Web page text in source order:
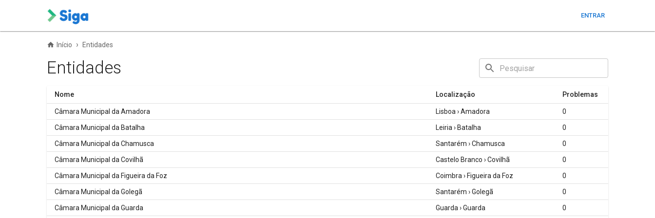
ENTRAR
Início › Entidades
Entidades
Nome Localização Problemas
Câmara Municipal da Amadora Lisboa › Amadora 0
Câmara Municipal da Batalha Leiria › Batalha 0
Câmara Municipal da Chamusca Santarém › Chamusca 0
Câmara Municipal da Covilhã Castelo Branco › Covilhã 0
Câmara Municipal da Figueira da Foz Coimbra › Figueira da Foz 0
Câmara Municipal da Golegã Santarém › Golegã 0
Câmara Municipal da Guarda Guarda › Guarda 0